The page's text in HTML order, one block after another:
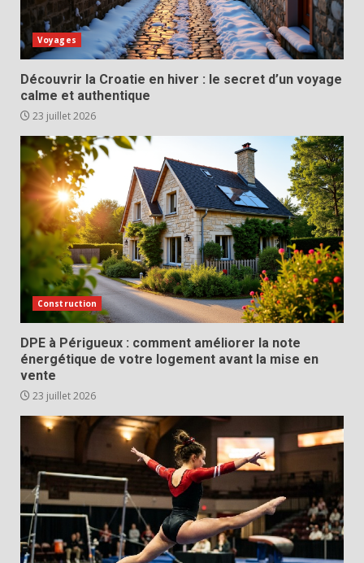
Voyages
Découvrir la Croatie en hiver : le secret d’un voyage
calme et authentique
23 juillet 2026
Construction
DPE à Périgueux : comment améliorer la note
énergétique de votre logement avant la mise en
vente
23 juillet 2026